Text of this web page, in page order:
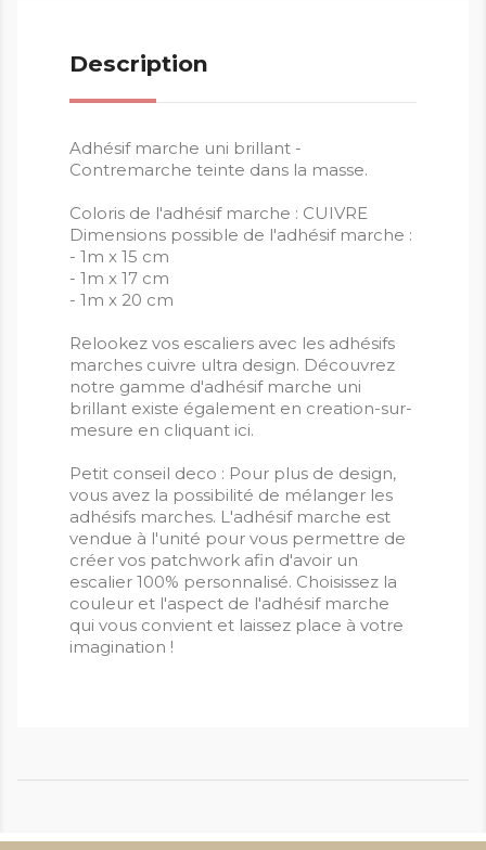
Description
Adhésif marche uni brillant -
Contremarche teinte dans la masse.
Coloris de l'adhésif marche : CUIVRE
Dimensions possible de l'adhésif marche :
- 1m x 15 cm
- 1m x 17 cm
- 1m x 20 cm
Relookez vos escaliers avec les adhésifs
marches cuivre ultra design. Découvrez
notre gamme d'adhésif marche uni
brillant existe également en creation-sur-
mesure en cliquant ici.
Petit conseil deco : Pour plus de design,
vous avez la possibilité de mélanger les
adhésifs marches. L'adhésif marche est
vendue à l'unité pour vous permettre de
créer vos patchwork afin d'avoir un
escalier 100% personnalisé. Choisissez la
couleur et l'aspect de l'adhésif marche
qui vous convient et laissez place à votre
imagination !